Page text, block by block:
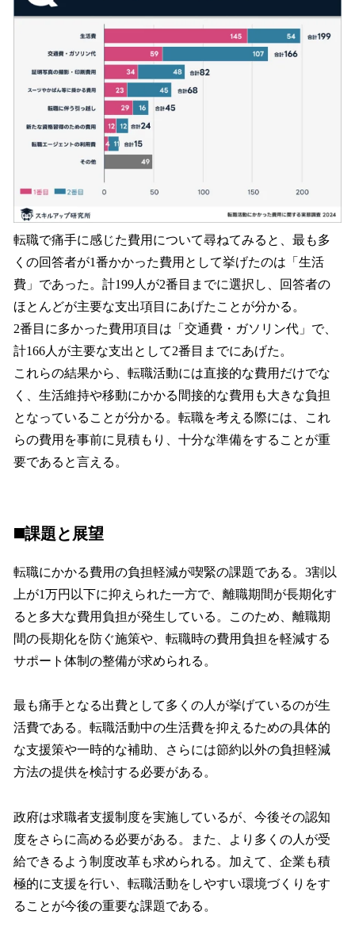
転職で痛手に感じた費用について尋ねてみると、最も多
くの回答者が1番かかった費用として挙げたのは「生活
費」であった。計199人が2番目までに選択し、回答者の
ほとんどが主要な支出項目にあげたことが分かる。
2番目に多かった費用項目は「交通費・ガソリン代」で、
計166人が主要な支出として2番目までにあげた。
これらの結果から、転職活動には直接的な費用だけでな
く、生活維持や移動にかかる間接的な費用も大きな負担
となっていることが分かる。転職を考える際には、これ
らの費用を事前に見積もり、十分な準備をすることが重
要であると言える。
◼️課題と展望
転職にかかる費用の負担軽減が喫緊の課題である。3割以
上が1万円以下に抑えられた一方で、離職期間が長期化す
ると多大な費用負担が発生している。このため、離職期
間の長期化を防ぐ施策や、転職時の費用負担を軽減する
サポート体制の整備が求められる。
最も痛手となる出費として多くの人が挙げているのが生
活費である。転職活動中の生活費を抑えるための具体的
な支援策や一時的な補助、さらには節約以外の負担軽減
方法の提供を検討する必要がある。
政府は求職者支援制度を実施しているが、今後その認知
度をさらに高める必要がある。また、より多くの人が受
給できるよう制度改革も求められる。加えて、企業も積
極的に支援を行い、転職活動をしやすい環境づくりをす
ることが今後の重要な課題である。